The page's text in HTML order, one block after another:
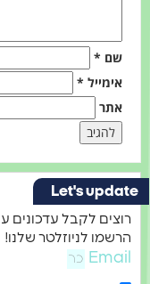
שם *
אימייל *
אתר
Let's update
הרשמו לניוזלטר שלנו!
Email